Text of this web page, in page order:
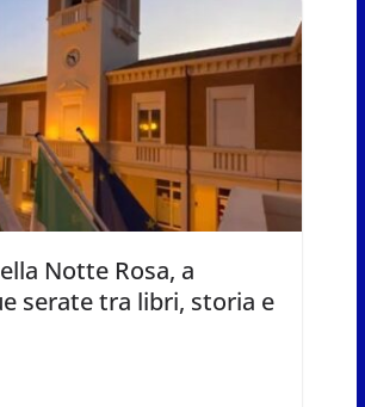
Notte Rosa, a
serate tra libri, storia e